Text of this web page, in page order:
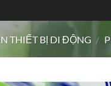
THIẾT BỊ DI ĐỘNG /